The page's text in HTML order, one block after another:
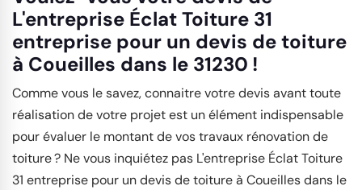
L'entreprise Éclat Toiture 31
entreprise pour un devis de toiture
à Coueilles dans le 31230 !
Comme vous le savez, connaitre votre devis avant toute
réalisation de votre projet est un élément indispensable
pour évaluer le montant de vos travaux rénovation de
toiture ? Ne vous inquiétez pas L'entreprise Éclat Toiture
31 entreprise pour un devis de toiture à Coueilles dans le